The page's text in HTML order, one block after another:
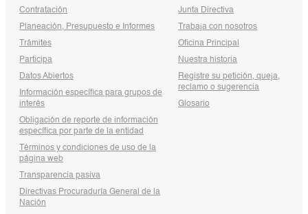
Contratación
Planeación, Presupuesto e Informes
Trámites
Participa
Datos Abiertos
Información específica para grupos de
interés
Obligación de reporte de información
específica por parte de la entidad
Términos y condiciones de uso de la
página web
Transparencia pasiva
Directivas Procuraduría General de la
Nación
Junta Directiva
Trabaja con nosotros
Oficina Principal
Nuestra historia
Registre su petición, queja,
reclamo o sugerencia
Glosario